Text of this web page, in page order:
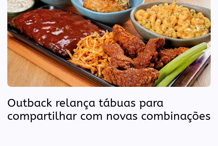
Outback relança tábuas para
compartilhar com novas combinações